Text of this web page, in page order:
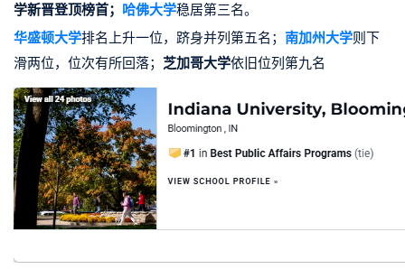
学新晋登顶榜首； 哈佛大学稳居第三名。
华盛顿大学排名上升一位，跻身并列第五名； 南加州大学则下
滑两位，位次有所回落； 芝加哥大学依旧位列第九名